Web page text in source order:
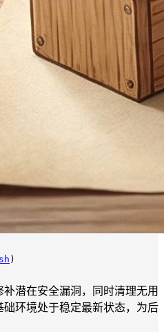
)
潜在安全漏洞，同时清理无用
环境处于稳定最新状态，为后